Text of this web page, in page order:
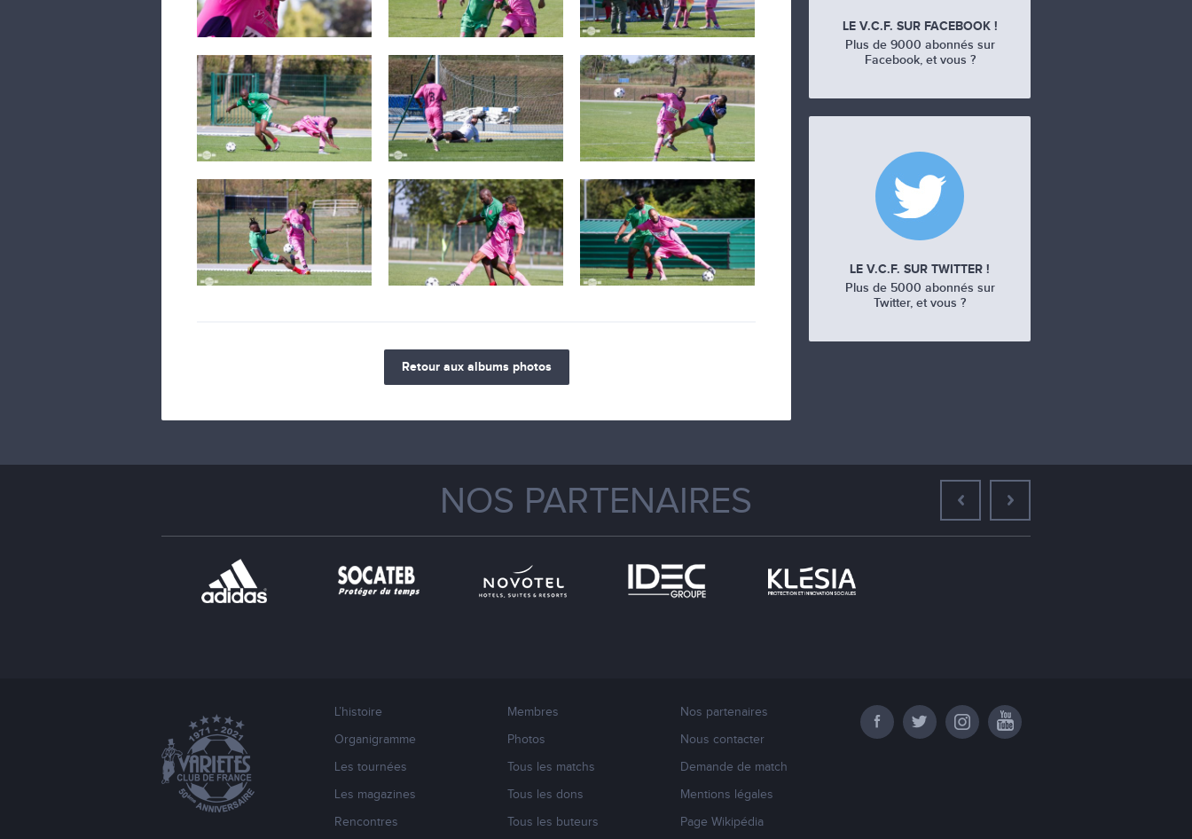
Retour aux albums photos
LE V.C.F. SUR FACEBOOK !
Plus de 9000 abonnés sur
Facebook, et vous ?
LE V.C.F. SUR TWITTER !
Plus de 5000 abonnés sur
Twitter, et vous ?
NOS PARTENAIRES
L’histoire
Organigramme
Les tournées
Les magazines
Rencontres
Membres
Photos
Tous les matchs
Tous les dons
Tous les buteurs
Nos partenaires
Nous contacter
Demande de match
Mentions légales
Page Wikipédia